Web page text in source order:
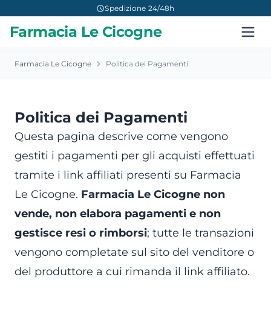
Spedizione 24/48h
Farmacia Le Cicogne
Farmacia Le Cicogne Politica dei Pagamenti
Politica dei Pagamenti
Questa pagina descrive come vengono
gestiti i pagamenti per gli acquisti effettuati
tramite i link affiliati presenti su Farmacia
Le Cicogne. Farmacia Le Cicogne non
vende, non elabora pagamenti e non
gestisce resi o rimborsi; tutte le transazioni
vengono completate sul sito del venditore o
del produttore a cui rimanda il link affiliato.